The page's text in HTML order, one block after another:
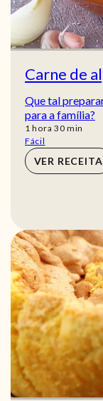
Carne de
Que tal
para a família?
1 hora
hora 30min
min
Fácil
VER RECEITA